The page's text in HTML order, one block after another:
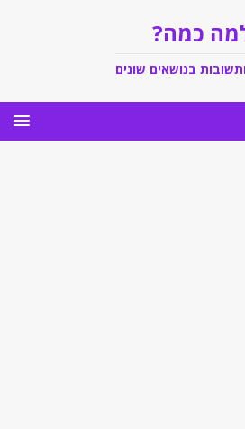
כמה?
בנושאים שונים